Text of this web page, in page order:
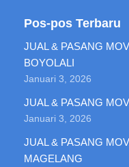
Pos-pos Terbaru
JUAL & PASANG
BOYOLALI
Januari 3, 2026
JUAL & PASANG
Januari 3, 2026
JUAL & PASANG
MAGELANG